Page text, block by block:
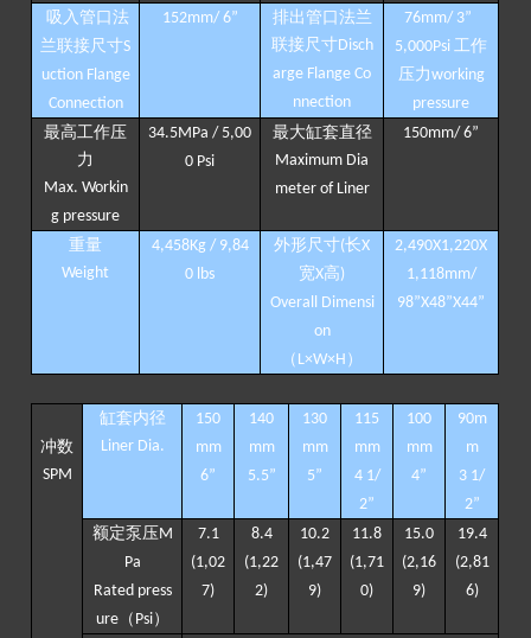
吸入管口法
兰联接尺寸S
uction Flange
Connection
152mm/ 6”
排出管口法兰
联接尺寸Disch
arge Flange Co
nnection
76mm/ 3”
5,000Psi工作
压力working
pressure
最高工作压
力
Max. Workin
g pressure
34.5MPa / 5,00
0 Psi
最大缸套直径
Maximum Dia
meter of Liner
150mm/ 6”
重量
Weight
4,458Kg / 9,84
0 lbs
外形尺寸(长X
宽X高)
Overall Dimensi
on
（ L×W×H ）
2,490X1,220X
1,118mm/
98”X48”X44”
冲数
SPM
缸套内径
Liner Dia.
150
mm
6”
140
mm
5.5”
130
mm
5”
115
mm
4 1/
2”
100
mm
4”
90m
m
3 1/
2”
额定泵压M
Pa
Rated press
ure（ Psi）
7.1
(1,02
7)
8.4
(1,22
2)
10.2
(1,47
9)
11.8
(1,71
0)
15.0
(2,16
9)
19.4
(2,81
6)